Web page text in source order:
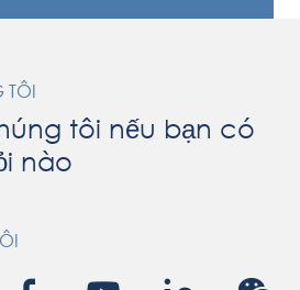
TÔI
tôi nếu bạn có
nào